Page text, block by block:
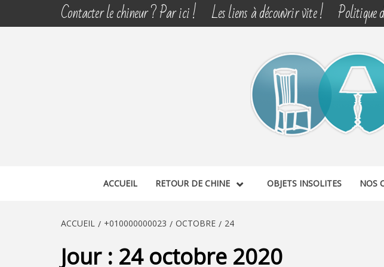
Contacter le chineur ? Par ici ! Les liens à découvrir vite ! Politique
CHINE &
ACCUEIL RETOUR DE CHINE OBJETS INSOLITES NOS
ACCUEIL +010000000023 OCTOBRE 24
Jour : 24 octobre 2020